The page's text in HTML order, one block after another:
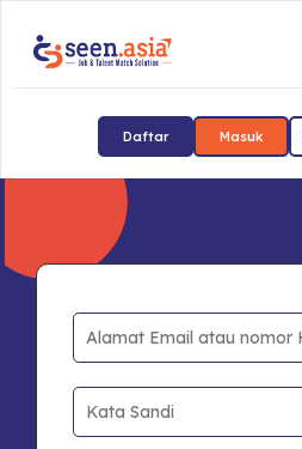
Daftar Masuk